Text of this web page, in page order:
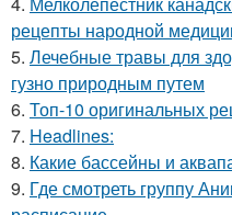
рецепты народной
5. Лечебные травы для
гузно природным путем
6. Топ-10 оригинальных
7. Headlines:
8. Какие бассейны и
9. Где смотреть группу